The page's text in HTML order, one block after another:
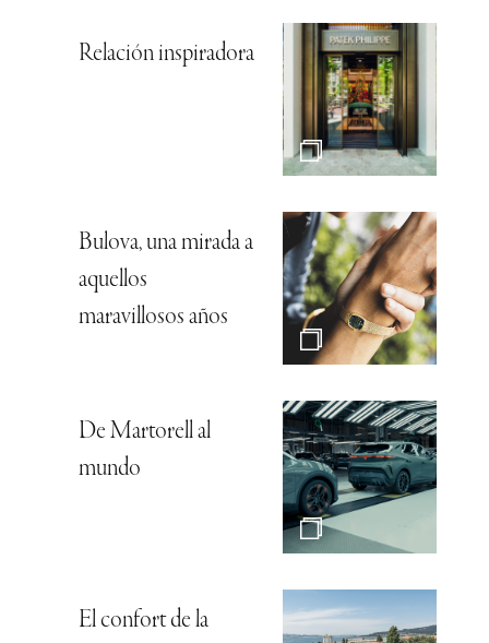
Relación inspiradora
Bulova, una mirada a
aquellos
maravillosos años
De Martorell al
mundo
El confort de la